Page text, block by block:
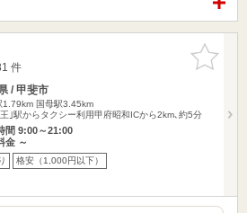
お気に入
りに追加
件
/ 甲斐市
1.79km 国母駅3.45km
｣駅からタクシー利用甲府昭和ICから2km､約5分
間 9:00～21:00
金 ～
格安（1,000円以下）